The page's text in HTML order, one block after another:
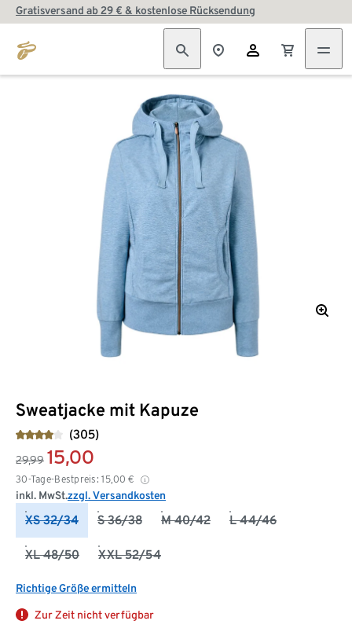
Gratisversand ab 29 € & kostenlose Rücksendung
Sweatjacke mit Kapuze
(305)
29,99 15,00
30-Tage-Bestpreis: 15,00 €
inkl. MwSt.zzgl. Versandkosten
XS 32/34 S 36/38 M 40/42 L 44/46
XL 48/50 XXL 52/54
Richtige Größe ermitteln
Zur Zeit nicht verfügbar